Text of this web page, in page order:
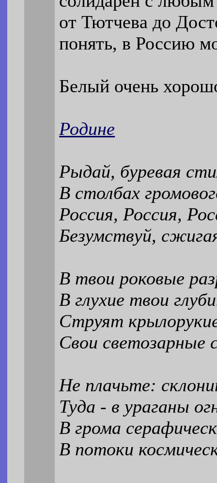
от Тютчева до
понять, в Россию
Белый очень
Родине
Рыдай, буревая
В столбах
Россия, Россия,
Безумствуй,
В твои роковые
В глухие твои
Струят
Свои светозарные
Не плачьте:
Туда - в ураганы
В грома
В потоки